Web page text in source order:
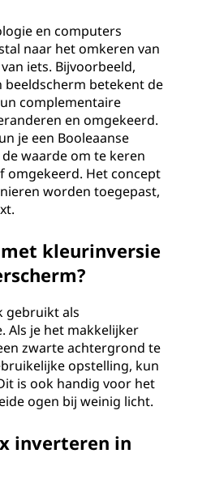
en computers
naar het omkeren van
iets. Bijvoorbeeld,
betekent de
complementaire
en omgekeerd.
je een Booleaanse
waarde om te keren
omgekeerd. Het concept
worden toegepast,
kleurinversie
gebruikt als
Als je het makkelijker
zwarte achtergrond te
opstelling, kun
is ook handig voor het
ogen bij weinig licht.
inverteren in